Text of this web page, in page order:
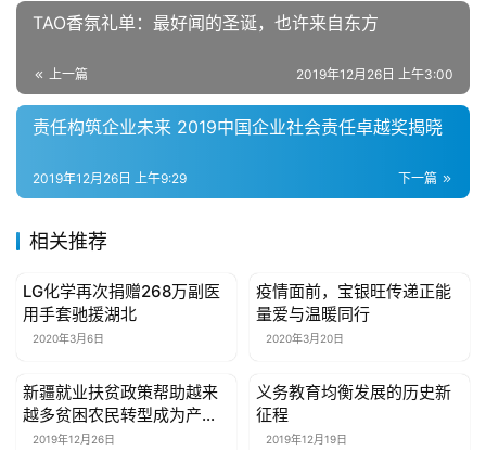
于
联
我
们
TAO香氛礼单：最好闻的圣诞，也许来自东方
上一篇 2019年12月26日 上午3:00
责任构筑企业未来 2019中国企业社会责任卓越奖揭晓
下一篇
2019年12月26日 上午9:29
相关推荐
公益资讯
LG化学再次捐赠268万副医
用手套驰援湖北
2020年3月6日
公益资讯
疫情面前，宝银旺传递正能
量爱与温暖同行
2020年3月20日
公益资讯
新疆就业扶贫政策帮助越来
越多贫困农民转型成为产业
工人
2019年12月26日
公益资讯
义务教育均衡发展的历史新
征程
2019年12月19日